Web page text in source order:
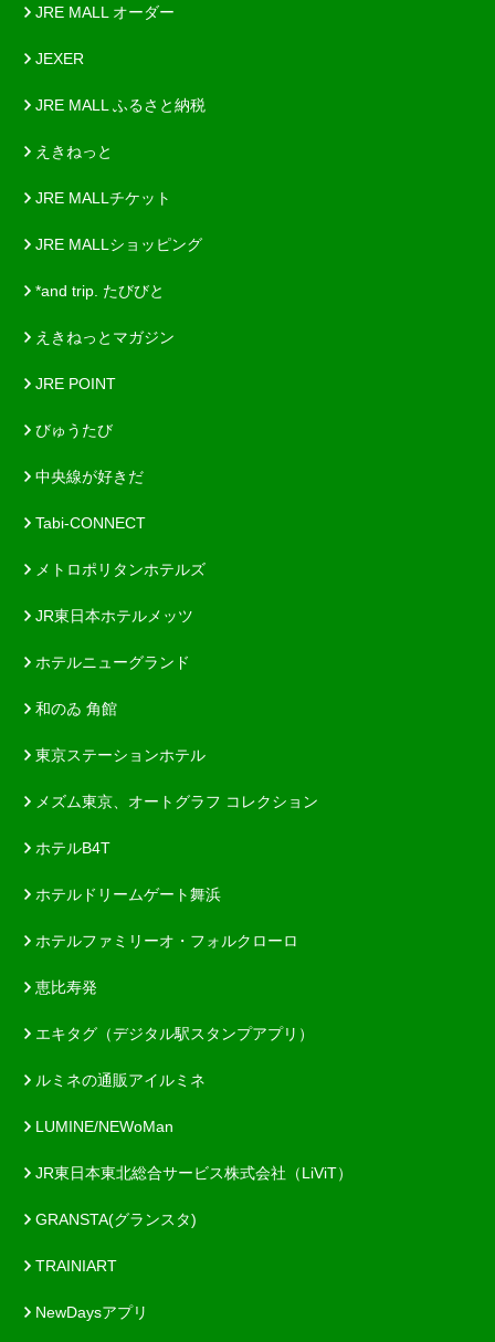
JRE MALL オーダー
JEXER
JRE MALL ふるさと納税
えきねっと
JRE MALLチケット
JRE MALLショッピング
*and trip. たびびと
えきねっとマガジン
JRE POINT
びゅうたび
中央線が好きだ
Tabi-CONNECT
メトロポリタンホテルズ
JR東日本ホテルメッツ
ホテルニューグランド
和のゐ 角館
東京ステーションホテル
メズム東京、オートグラフ コレクション
ホテルB4T
ホテルドリームゲート舞浜
ホテルファミリーオ・フォルクローロ
恵比寿発
エキタグ（デジタル駅スタンプアプリ）
ルミネの通販アイルミネ
LUMINE/NEWoMan
JR東日本東北総合サービス株式会社（LiViT）
GRANSTA(グランスタ)
TRAINIART
NewDaysアプリ